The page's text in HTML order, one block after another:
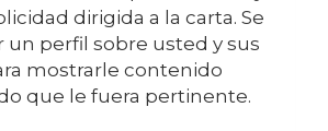
dirigida a la carta. Se
un perfil sobre usted y sus
mostrarle contenido
que le fuera pertinente.